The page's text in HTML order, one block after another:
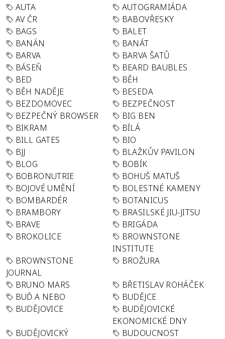
AUTA
AUTOGRAMIÁDA
AV ČR
BABOVŘESKY
BAGS
BALET
BANÁN
BANÁT
BARVA
BARVA ŠATŮ
BÁSEŇ
BEARD BAUBLES
BED
BĚH
BĚH NADĚJE
BESEDA
BEZDOMOVEC
BEZPEČNOST
BEZPEČNÝ BROWSER
BIG BEN
BIKRAM
BÍLÁ
BILL GATES
BIO
BJJ
BLAŽKŮV PAVILON
BLOG
BOBÍK
BOBRONUTRIE
BOHUŠ MATUŠ
BOJOVÉ UMĚNÍ
BOLESTNÉ KAMENY
BOMBARDÉR
BOTANICUS
BRAMBORY
BRASILSKÉ JIU-JITSU
BRAVE
BRIGÁDA
BROKOLICE
BROWNSTONE
INSTITUTE
BROWNSTONE
JOURNAL
BROŽURA
BRUNO MARS
BŘETISLAV ROHÁČEK
BUĎ A NEBO
BUDĚJCE
BUDĚJOVICE
BUDĚJOVICKÉ
EKONOMICKÉ DNY
BUDĚJOVICKÝ
BUDOUCNOST